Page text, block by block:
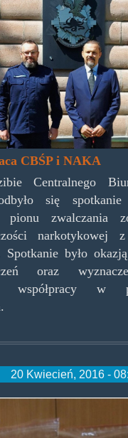
CBŚP i NAKA
Centralnego
się spotkanie
pionu zwalczania
narkotykowej
Spotkanie było
oraz
współpracy w
20 Kwiecień, 2016 -